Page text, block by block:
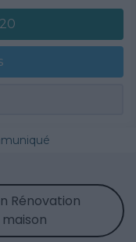
Rénovation